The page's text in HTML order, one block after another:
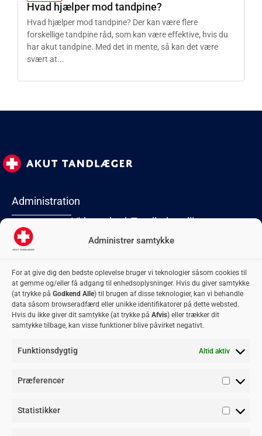
Administrer samtykke
For at give dig den bedste oplevelse bruger vi teknologier såsom cookies til
at gemme og/eller få adgang til enhedsoplysninger. Hvis du giver samtykke
(at trykke på Godkend Alle) til brugen af disse teknologier, kan vi behandle
data såsom browseradfærd eller unikke identifikatorer på dette websted.
Hvis du ikke giver dit samtykke (at trykke på Afvis) eller trækker dit
samtykke tilbage, kan visse funktioner blive påvirket negativt.
Funktionsdygtig Altid aktiv
Præferencer
Statistikker
Hvad hjælper mod tandpine?
Hvad hjælper mod tandpine? Der kan være flere
forskellige tandpine råd, som kan være effektive, hvis du
har akut tandpine. Med det in mente, så kan det være
svært at...
Administration
Lyngby Torv 2
2800 Kongens
Lyngby
74
adm@akuttandlaeger.dk
Virksomhed
Forside
Om os
Privatlivspolitik
Samarbejdsklinikker
Bliv
samarbejdspartner
Tandbehandlinger
Akut
Flækket tand
Fyldninger
Plomber
Retainer
Rodbehandling
Tandbyld
Tandkrone
Tandregulering
Visdomstænder
tandlæge
munden
Tandlægevagten